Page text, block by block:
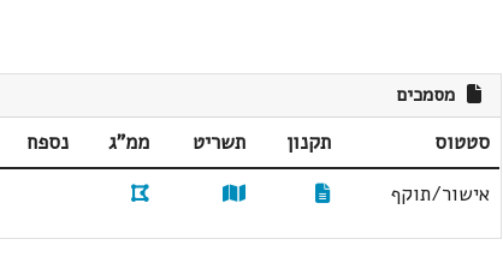
מסמכים
סטטוס תקנון תשריט ממ"ג
נספח
אישור/תוקף